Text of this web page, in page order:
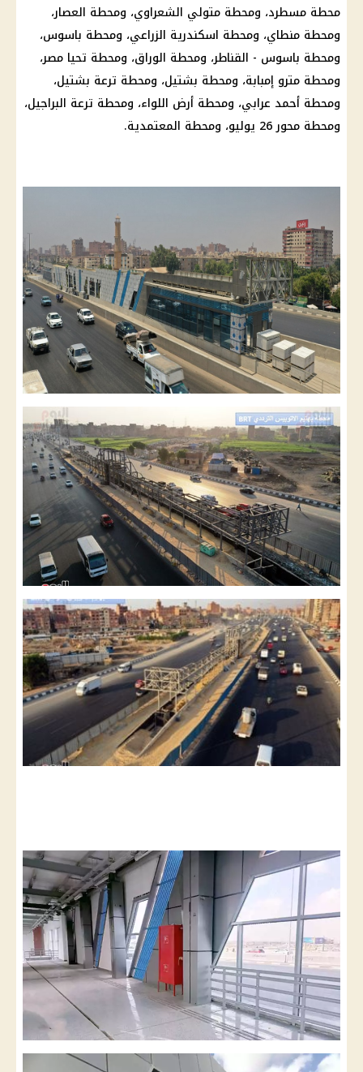
محطة مسطرد، ومحطة متولي الشعراوي، ومحطة العصار،
ومحطة منطاي، ومحطة اسكندرية الزراعي، ومحطة باسوس،
ومحطة باسوس - القناطر، ومحطة الوراق، ومحطة تحيا مصر،
ومحطة مترو إمبابة، ومحطة بشتيل، ومحطة ترعة بشتيل،
ومحطة أحمد عرابي، ومحطة أرض اللواء، ومحطة ترعة البراجيل،
ومحطة محور 26 يوليو، ومحطة المعتمدية.